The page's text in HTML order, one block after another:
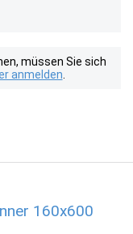
müssen Sie sich
anmelden
160x600